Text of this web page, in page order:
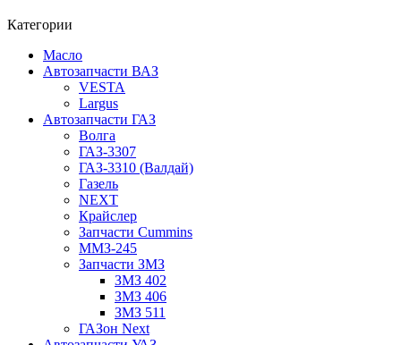
Категории
Масло
Автозапчасти ВАЗ
VESTA
Largus
Автозапчасти ГАЗ
Волга
ГАЗ-3307
ГАЗ-3310 (Валдай)
Газель
NEXT
Крайслер
Запчасти Cummins
ММЗ-245
Запчасти ЗМЗ
ЗМЗ 402
ЗМЗ 406
ЗМЗ 511
ГАЗон Next